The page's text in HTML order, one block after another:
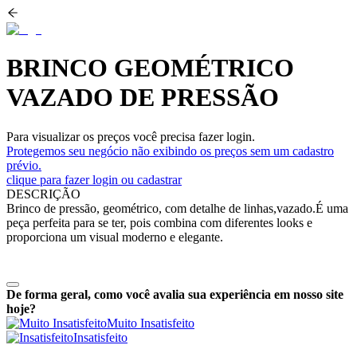
BRINCO GEOMÉTRICO
VAZADO DE PRESSÃO
Para visualizar os preços você precisa fazer login.
Protegemos seu negócio não exibindo os preços sem um cadastro
prévio.
clique para fazer login ou cadastrar
DESCRIÇÃO
Brinco de pressão, geométrico, com detalhe de linhas,vazado.É uma
peça perfeita para se ter, pois combina com diferentes looks e
proporciona um visual moderno e elegante.
De forma geral, como você avalia sua experiência em nosso site
hoje?
Muito Insatisfeito
Insatisfeito